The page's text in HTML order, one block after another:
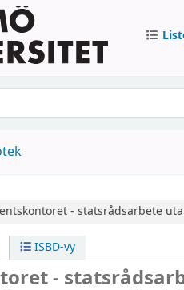
i katalogen
- statsrådsarbete
ISBD-vy
-